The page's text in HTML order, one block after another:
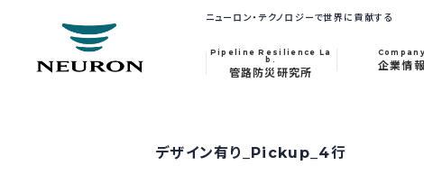
ニューロン・テクノロジーで世界に貢献する
Pipeline Resilience La
b.
管路防災研究所
Company
企業情報
デザイン有り_Pickup_4行